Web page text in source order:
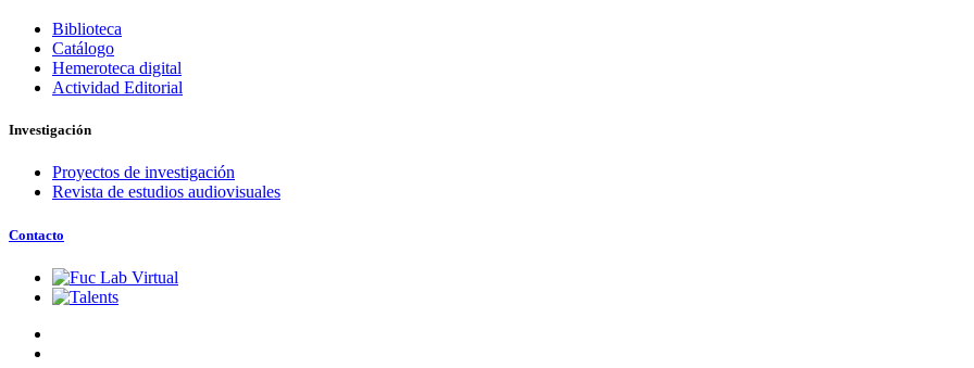
Biblioteca
Catálogo
Hemeroteca digital
Actividad Editorial
Investigación
Proyectos de investigación
Revista de estudios audiovisuales
Contacto